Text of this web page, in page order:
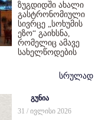
ზუგდიდში ახალი
გასტრონომიული
სივრცე „სოხუმის
ეზო“ გაიხსნა,
რომელიც ამავე
სახელწოდების
სრულად
გუნია
31 / ივლისი 2026